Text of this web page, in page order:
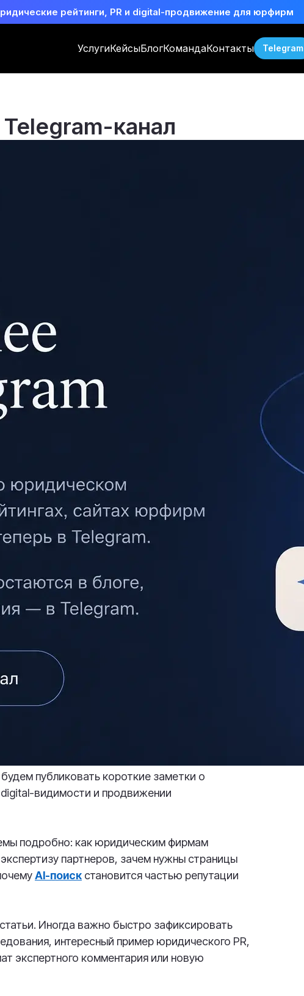
рейтинги, PR и digital-продвижение для юрфирм
УслугиКейсыБлогКомандаКонтакты Telegram
канал
публиковать короткие заметки о
видимости и продвижении
подробно: как юридическим фирмам
партнеров, зачем нужны страницы
AI-поиск становится частью репутации
Иногда важно быстро зафиксировать
интересный пример юридического PR,
экспертного комментария или новую